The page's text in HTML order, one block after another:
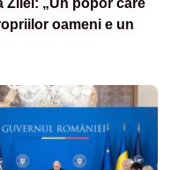
oameni e un